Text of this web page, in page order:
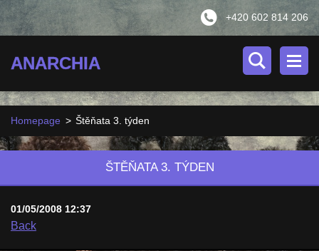
+420 602 814 206
ANARCHIA
Homepage > Štěňata 3. týden
ŠTĚŇATA 3. TÝDEN
01/05/2008 12:37
Back